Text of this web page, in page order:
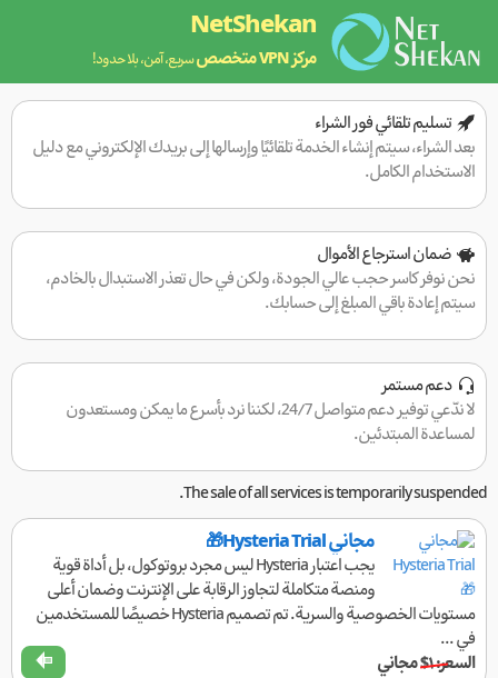
NetShekan
مركز VPN متخصص سريع، آمن، بلا حدود!
تسليم تلقائي فور الشراء
بعد الشراء، سيتم إنشاء الخدمة تلقائيًا وإرسالها إلى بريدك الإلكتروني مع دليل
الاستخدام الكامل.
ضمان استرجاع الأموال
نحن نوفر كاسر حجب عالي الجودة، ولكن في حال تعذر الاستبدال بالخادم،
سيتم إعادة باقي المبلغ إلى حسابك.
دعم مستمر
لا ندّعي توفير دعم متواصل 24/7، لكننا نرد بأسرع ما يمكن ومستعدون
لمساعدة المبتدئين.
The sale of all services is temporarily suspended.
مجاني Hysteria Trial🎁
يجب اعتبار Hysteria ليس مجرد بروتوكول، بل أداة قوية
ومنصة متكاملة لتجاوز الرقابة على الإنترنت وضمان أعلى
مستويات الخصوصية والسرية. تم تصميم Hysteria خصيصًا للمستخدمين
في ...
السعر:$۱مجاني